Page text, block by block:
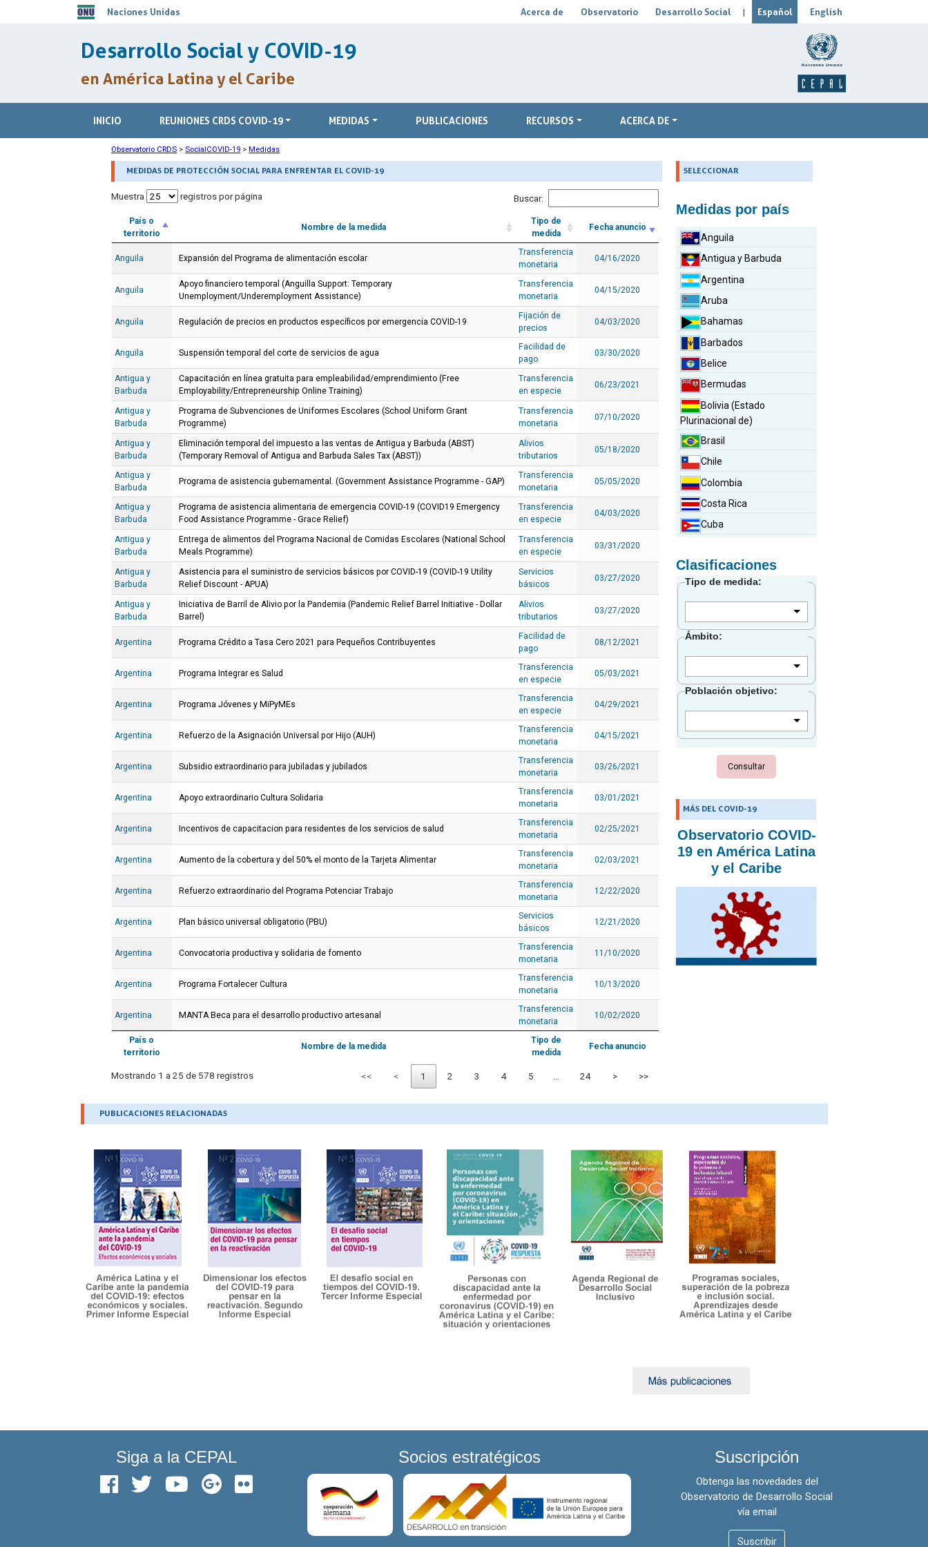
Naciones Unidas Acerca de Observatorio Desarrollo Social | Español English
Desarrollo Social y COVID-19
en América Latina y el Caribe
INICIO REUNIONES CRDS COVID-19 MEDIDAS PUBLICACIONES RECURSOS ACERCA DE
Observatorio CRDS >SocialCOVID-19 >Medidas
MEDIDAS DE PROTECCIÓN SOCIAL PARA ENFRENTAR EL COVID-19
Muestra registros por página Buscar:
País o
territorio
Nombre de la medida
Tipo de
medida
Fecha anuncio
Anguila Expansión del Programa de alimentación escolar
Transferencia
monetaria
04/16/2020
Anguila
Apoyo financiero temporal (Anguilla Support: Temporary
Unemployment/Underemployment Assistance)
Transferencia
monetaria
04/15/2020
Anguila Regulación de precios en productos específicos por emergencia COVID-19
Fijación de
precios
04/03/2020
Anguila Suspensión temporal del corte de servicios de agua
Facilidad de
pago
03/30/2020
Antigua y
Barbuda
Capacitación en línea gratuita para empleabilidad/emprendimiento (Free
Employability/Entrepreneurship Online Training)
Transferencia
en especie
06/23/2021
Antigua y
Barbuda
Programa de Subvenciones de Uniformes Escolares (School Uniform Grant
Programme)
Transferencia
monetaria
07/10/2020
Antigua y
Barbuda
Eliminación temporal del impuesto a las ventas de Antigua y Barbuda (ABST)
(Temporary Removal of Antigua and Barbuda Sales Tax (ABST))
Alivios
tributarios
05/18/2020
Antigua y
Barbuda
Programa de asistencia gubernamental. (Government Assistance Programme - GAP)
Transferencia
monetaria
05/05/2020
Antigua y
Barbuda
Programa de asistencia alimentaria de emergencia COVID-19 (COVID19 Emergency
Food Assistance Programme - Grace Relief)
Transferencia
en especie
04/03/2020
Antigua y
Barbuda
Entrega de alimentos del Programa Nacional de Comidas Escolares (National School
Meals Programme)
Transferencia
en especie
03/31/2020
Antigua y
Barbuda
Asistencia para el suministro de servicios básicos por COVID-19 (COVID-19 Utility
Relief Discount - APUA)
Servicios
básicos
03/27/2020
Antigua y
Barbuda
Iniciativa de Barril de Alivio por la Pandemia (Pandemic Relief Barrel Initiative - Dollar
Barrel)
Alivios
tributarios
03/27/2020
Argentina Programa Crédito a Tasa Cero 2021 para Pequeños Contribuyentes
Facilidad de
pago
08/12/2021
Argentina Programa Integrar es Salud
Transferencia
en especie
05/03/2021
Argentina Programa Jóvenes y MiPyMEs
Transferencia
en especie
04/29/2021
Argentina Refuerzo de la Asignación Universal por Hijo (AUH)
Transferencia
monetaria
04/15/2021
Argentina Subsidio extraordinario para jubiladas y jubilados
Transferencia
monetaria
03/26/2021
Argentina Apoyo extraordinario Cultura Solidaria
Transferencia
monetaria
03/01/2021
Argentina Incentivos de capacitacion para residentes de los servicios de salud
Transferencia
monetaria
02/25/2021
Argentina Aumento de la cobertura y del 50% el monto de la Tarjeta Alimentar
Transferencia
monetaria
02/03/2021
Argentina Refuerzo extraordinario del Programa Potenciar Trabajo
Transferencia
monetaria
12/22/2020
Argentina Plan básico universal obligatorio (PBU)
Servicios
básicos
12/21/2020
Argentina Convocatoria productiva y solidaria de fomento
Transferencia
monetaria
11/10/2020
Argentina Programa Fortalecer Cultura
Transferencia
monetaria
10/13/2020
Argentina MANTA Beca para el desarrollo productivo artesanal
Transferencia
monetaria
10/02/2020
País o
territorio
Nombre de la medida
Tipo de
medida
Fecha anuncio
Mostrando 1 a 25 de 578 registros << < 1 2 3 4 5 … 24 > >>
_SELECCIONAR
Medidas por país
Anguila
Antigua y Barbuda
Argentina
Aruba
Bahamas
Barbados
Belice
Bermudas
Bolivia (Estado
Plurinacional de)
Brasil
Chile
Colombia
Costa Rica
Cuba
Dominica
Ecuador
Granada
Guyana
Guayana Francesa
Haití
Honduras
Islas Caimán
Islas Turcas y Caicos
Islas Vírgenes Británicas
Islas Vírgenes de los
Estados Unidos
Jamaica
Martinica
Montserrat
México
Nicaragua
San Vicente y las
Sint Maarten
Suriname
Trinidad y Tabago
Uruguay
Venezuela (República
Bolivariana de)
Clasificaciones
Tipo de medida:
Ámbito:
Población objetivo:
MÁS DEL COVID-19
Observatorio COVID-
19 en América Latina
y el Caribe
PUBLICACIONES RELACIONADAS
Siga a la CEPAL Socios estratégicos Suscripción
Obtenga las novedades del
Observatorio de Desarrollo Social
vía email
Suscribir